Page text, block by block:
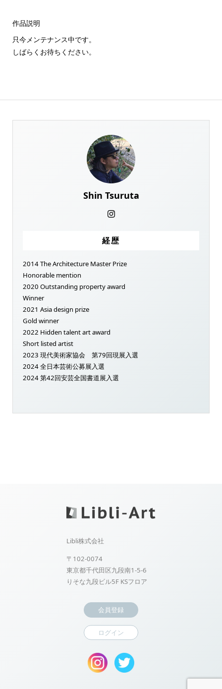
作品説明
只今メンテナンス中です。
しばらくお待ちください。
Shin Tsuruta
経歴
2014 The Architecture Master Prize
Honorable mention
2020 Outstanding property award
Winner
2021 Asia design prize
Gold winner
2022 Hidden talent art award
Short listed artist
2023 現代美術家協会 第79回現展入選
2024 全日本芸術公募展入選
2024 第42回安芸全国書道展入選
Libli株式会社
〒102-0074
東京都千代田区九段南1-5-6
りそな九段ビル5F KSフロア
会員登録
ログイン